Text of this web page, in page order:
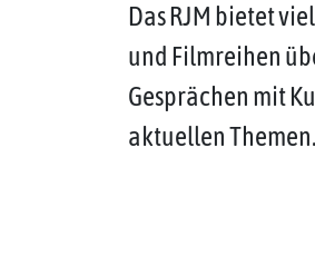
Das RJM bietet
und Filmreihen
Gesprächen mit
aktuellen Themen.